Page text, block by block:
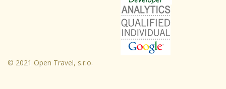
© 2021 Open Travel, s.r.o.